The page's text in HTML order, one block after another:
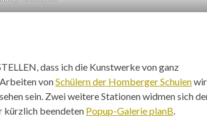
dass ich die Kunstwerke von ganz
vonSchülern der Homberger Schulen
sein. Zwei weitere Stationen widmen sich
kürzlich beendeten Popup-Galerie planB